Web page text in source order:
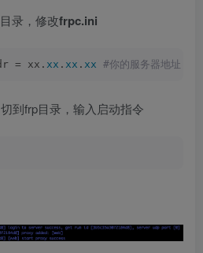
录，修改frpc.ini
= xx. xx . xx . xx #你的服务器地址
到frp目录，输入启动指令